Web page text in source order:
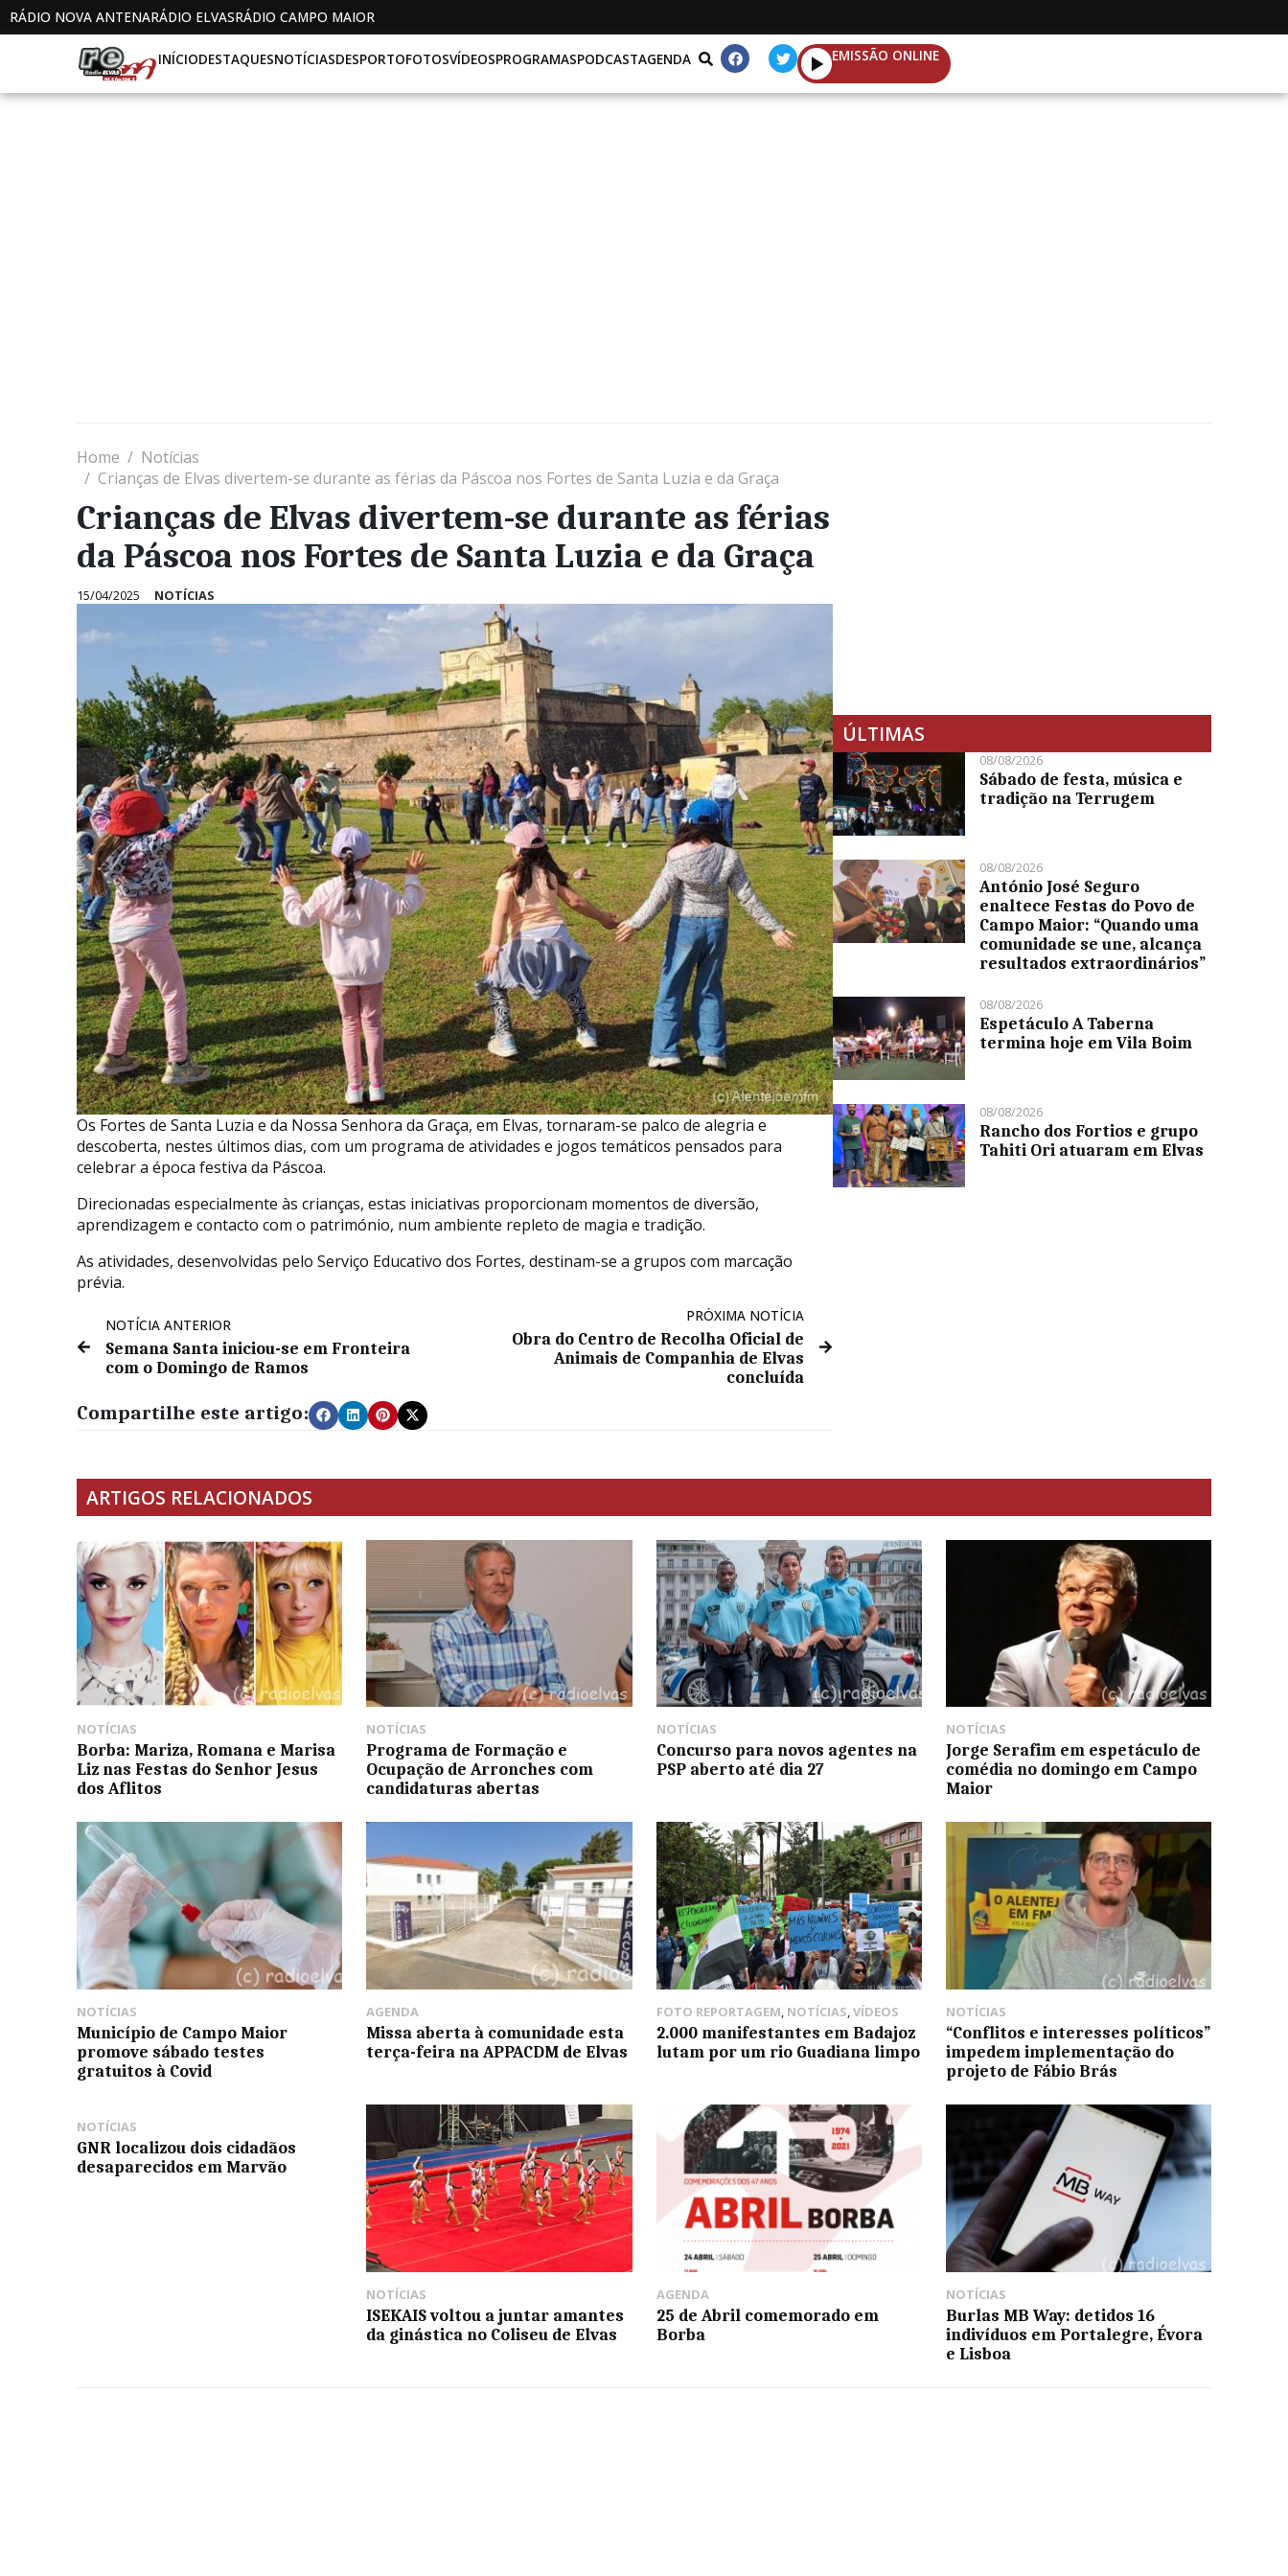
RÁDIO NOVA ANTENARÁDIO ELVASRÁDIO CAMPO MAIOR
INÍCIODESTAQUESNOTÍCIASDESPORTOFOTOSVÍDEOSPROGRAMASPODCASTAGENDA EMISSÃO ONLINE
Home
Notícias
Crianças de Elvas divertem-se durante as férias da Páscoa nos Fortes de Santa Luzia e da Graça
Crianças de Elvas divertem-se durante as férias
da Páscoa nos Fortes de Santa Luzia e da Graça
15/04/2025 NOTÍCIAS
Os Fortes de Santa Luzia e da Nossa Senhora da Graça, em Elvas, tornaram-se palco de alegria e
descoberta, nestes últimos dias, com um programa de atividades e jogos temáticos pensados para
celebrar a época festiva da Páscoa.
Direcionadas especialmente às crianças, estas iniciativas proporcionam momentos de diversão,
aprendizagem e contacto com o património, num ambiente repleto de magia e tradição.
As atividades, desenvolvidas pelo Serviço Educativo dos Fortes, destinam-se a grupos com marcação
prévia.
NOTÍCIA ANTERIOR
Semana Santa iniciou-se em Fronteira
com o Domingo de Ramos
PRÓXIMA NOTÍCIA
Obra do Centro de Recolha Oficial de
Animais de Companhia de Elvas
concluída
Compartilhe este artigo:
ÚLTIMAS
08/08/2026
Sábado de festa, música e
tradição na Terrugem
08/08/2026
António José Seguro
enaltece Festas do Povo de
Campo Maior: “Quando uma
comunidade se une, alcança
resultados extraordinários”
08/08/2026
Espetáculo A Taberna
termina hoje em Vila Boim
08/08/2026
Rancho dos Fortios e grupo
Tahiti Ori atuaram em Elvas
ARTIGOS RELACIONADOS
NOTÍCIAS
Borba: Mariza, Romana e Marisa
Liz nas Festas do Senhor Jesus
dos Aflitos
NOTÍCIAS
Programa de Formação e
Ocupação de Arronches com
candidaturas abertas
NOTÍCIAS
Concurso para novos agentes na
PSP aberto até dia 27
NOTÍCIAS
Jorge Serafim em espetáculo de
comédia no domingo em Campo
Maior
NOTÍCIAS
Município de Campo Maior
promove sábado testes
gratuitos à Covid
AGENDA
Missa aberta à comunidade esta
terça-feira na APPACDM de Elvas
FOTO REPORTAGEM, NOTÍCIAS,VÍDEOS
2.000 manifestantes em Badajoz
lutam por um rio Guadiana limpo
NOTÍCIAS
“Conflitos e interesses políticos”
impedem implementação do
projeto de Fábio Brás
NOTÍCIAS
GNR localizou dois cidadãos
desaparecidos em Marvão
NOTÍCIAS
ISEKAIS voltou a juntar amantes
da ginástica no Coliseu de Elvas
AGENDA
25 de Abril comemorado em
Borba
NOTÍCIAS
Burlas MB Way: detidos 16
indivíduos em Portalegre, Évora
e Lisboa